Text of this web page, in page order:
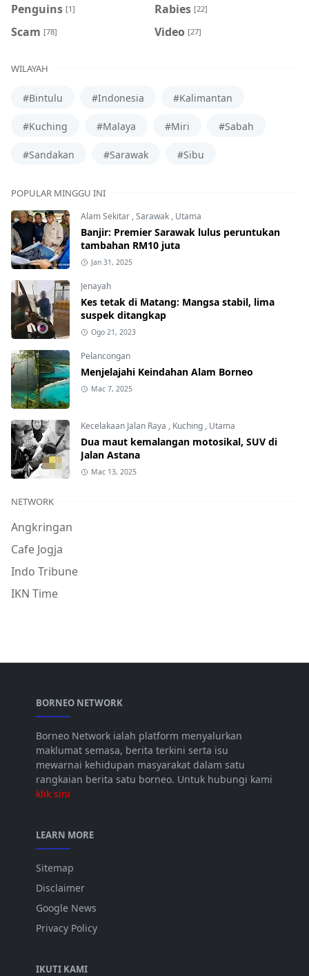
Penguins [1] Rabies [22]
Scam [78] Video [27]
WILAYAH
#Bintulu #Indonesia #Kalimantan
#Kuching #Malaya #Miri #Sabah
#Sandakan #Sarawak #Sibu
POPULAR MINGGU INI
Alam Sekitar ,Sarawak , Utama
Banjir: Premier Sarawak lulus peruntukan
tambahan RM10 juta
Jan 31, 2025
Jenayah
Kes tetak di Matang: Mangsa stabil, lima
suspek ditangkap
Ogo 21, 2023
Pelancongan
Menjelajahi Keindahan Alam Borneo
Mac 7, 2025
Kecelakaan Jalan Raya , Kuching , Utama
Dua maut kemalangan motosikal, SUV di
Jalan Astana
Mac 13, 2025
NETWORK
Angkringan
Cafe Jogja
Indo Tribune
IKN Time
BORNEO NETWORK
Borneo Network ialah platform menyalurkan
maklumat semasa, berita terkini serta isu
mewarnai kehidupan masyarakat dalam satu
rangkaian berita satu borneo. Untuk hubungi kami
klik sini
LEARN MORE
Sitemap
Disclaimer
Google News
Privacy Policy
IKUTI KAMI